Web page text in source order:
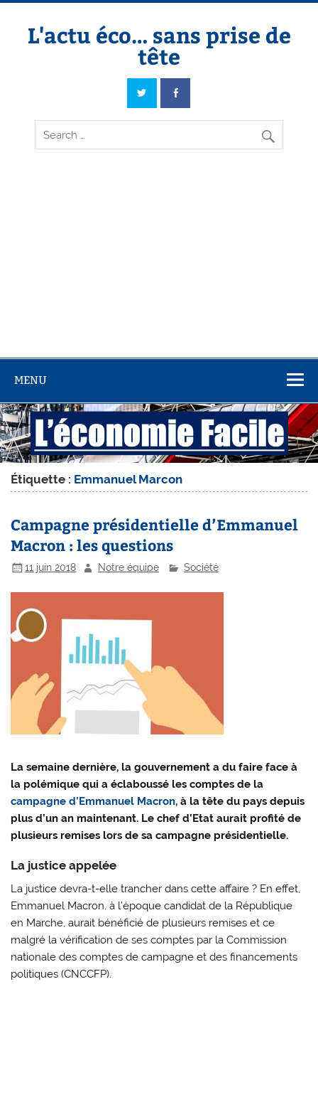
Skip
contentL'actu éco… sans prise de
tête
L'actu éco… sans prise de tête
MENU
Étiquette : Emmanuel Marcon
Campagne présidentielle d’Emmanuel
Macron : les questions
11 juin 2018 Notre équipe Société
La semaine dernière, la gouvernement a du faire face à
la polémique qui a éclaboussé les comptes de la
campagne d’Emmanuel Macron, à la tête du pays depuis
plus d’un an maintenant. Le chef d’Etat aurait profité de
plusieurs remises lors de sa campagne présidentielle.
La justice appelée
La justice devra-t-elle trancher dans cette affaire ? En effet,
Emmanuel Macron, à l’époque candidat de la République
en Marche, aurait bénéficié de plusieurs remises et ce
malgré la vérification de ses comptes par la Commission
nationale des comptes de campagne et des financements
politiques (CNCCFP).